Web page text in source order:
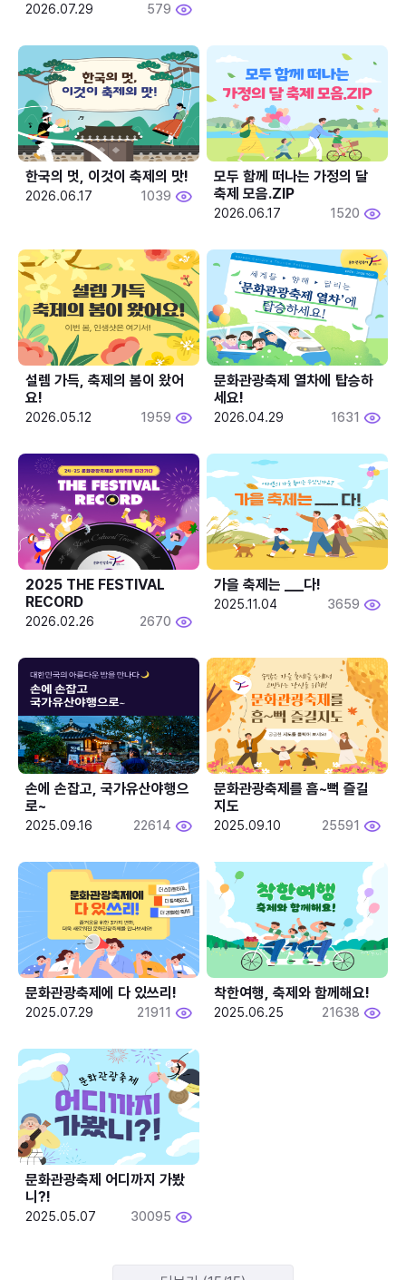
2026.07.29 579
한국의 멋, 이것이 축제의 맛!
2026.06.17 1039
모두 함께 떠나는 가정의 달
축제 모음.ZIP
2026.06.17 1520
설렘 가득, 축제의 봄이 왔어
요!
2026.05.12 1959
문화관광축제 열차에 탑승하
세요!
2026.04.29 1631
2025 THE FESTIVAL
RECORD
2026.02.26 2670
2025.11.04 3659
손에 손잡고, 국가유산야행으
로~
2025.09.16 22614
문화관광축제를 흠~뻑 즐길
지도
2025.09.10 25591
문화관광축제에 다 있쓰리!
2025.07.29 21911
착한여행, 축제와 함께해요!
2025.06.25 21638
문화관광축제 어디까지 가봤
니?!
2025.05.07 30095